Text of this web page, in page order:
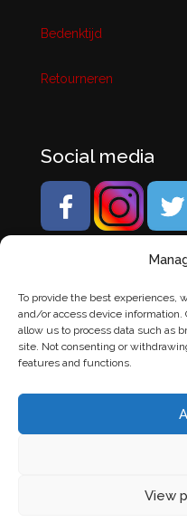
To provide the best experiences,
and/or access device
allow us to process data such as
site. Not consenting or
features and functions.
View
Bedenktijd
Retourneren
Social media
laten